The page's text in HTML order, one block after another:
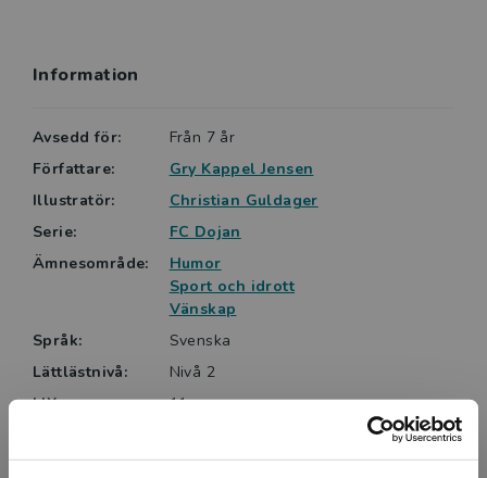
huvudperson och böckerna kan läsas fristående. Den
berättelse om goda vänner, ett stort nederlag och
Böckerna är skrivna av Gry Kappel Jensen och
färgstarkt illustrerade av Christian Guldager. De
uttrycksfulla illustrationerna förstärker humorn i
Lättlästa böcker från Nypon är ofta något kortare, har
alltid ett lättare språk och ett innehåll anpassat för
i sex nivåer. Serien FC Dojan ligger på nivå 2 av 6.
Information
Avsedd för:
Från 7 år
Författare:
Gry Kappel Jensen
Illustratör:
Christian Guldager
Serie:
FC Dojan
Ämnesområde:
Humor
Sport och idrott
Vänskap
Språk:
Svenska
Lättlästnivå:
Nivå 2
LIX:
11
Utgivningsår:
2025